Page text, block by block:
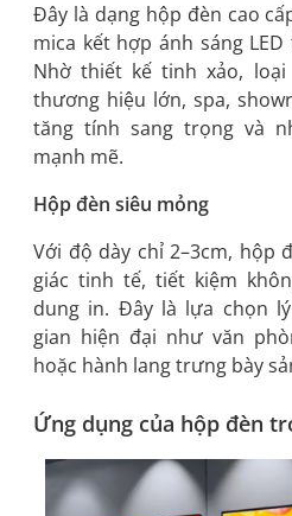
Đây là dạng hộp đèn cao
mica kết hợp ánh sáng
Nhờ thiết kế tinh xảo,
thương hiệu lớn, spa,
tăng tính sang trọng và
mạnh mẽ.
Hộp đèn siêu mỏng
Với độ dày chỉ 2–3cm, hộp
giác tinh tế, tiết kiệm
dung in. Đây là lựa chọn
gian hiện đại như văn
hoặc hành lang trưng bày
Ứng dụng của hộp đèn